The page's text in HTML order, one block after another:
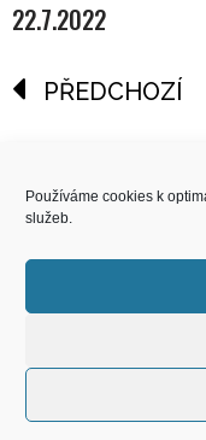
Používáme cookies k
služeb.
22.7.2022
PŘEDCHOZÍ
COPYRIGHT
© 2026 Speed
All Rights